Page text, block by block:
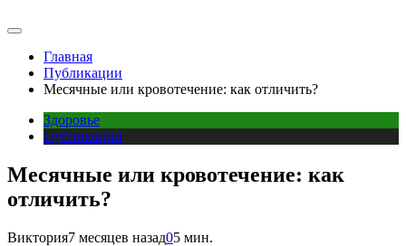
Главная
Публикации
Месячные или кровотечение: как отличить?
Здоровье
Публикации
Месячные или кровотечение: как
отличить?
Виктория7 месяцев назад05 мин.